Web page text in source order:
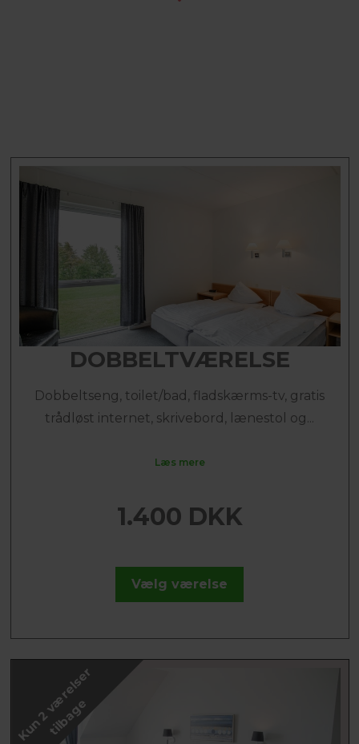
DOBBELTVÆRELSE
Dobbeltseng, toilet/bad, fladskærms-tv, gratis
trådløst internet, skrivebord, lænestol og...
Læs mere
1.400 DKK
Vælg værelse
K
u
n
2
v
æ
r
e
l
s
e
r
t
i
l
b
a
g
e